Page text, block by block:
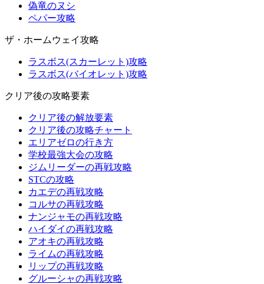
偽竜のヌシ
ペパー攻略
ザ・ホームウェイ攻略
ラスボス(スカーレット)攻略
ラスボス(バイオレット)攻略
クリア後の攻略要素
クリア後の解放要素
クリア後の攻略チャート
エリアゼロの行き方
学校最強大会の攻略
ジムリーダーの再戦攻略
STCの攻略
カエデの再戦攻略
コルサの再戦攻略
ナンジャモの再戦攻略
ハイダイの再戦攻略
アオキの再戦攻略
ライムの再戦攻略
リップの再戦攻略
グルーシャの再戦攻略